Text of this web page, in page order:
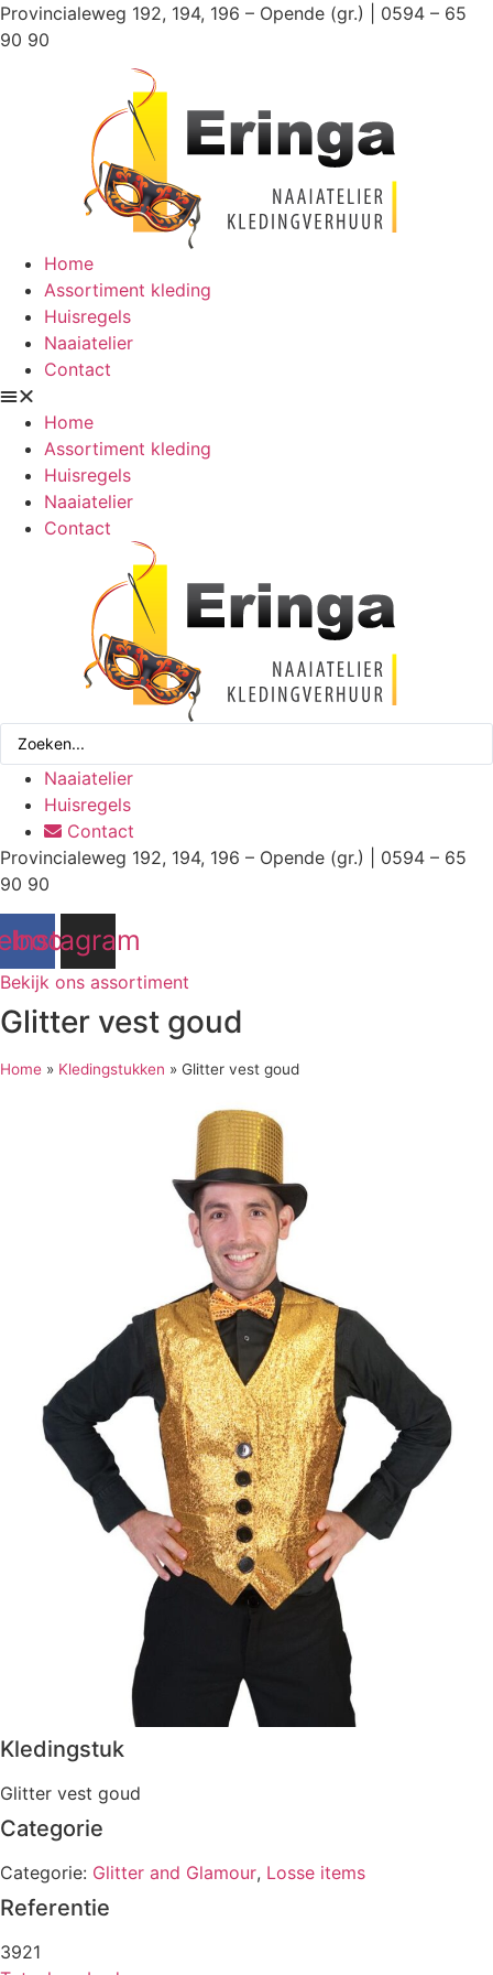
Ga
naar
Provincialeweg 192, 194, 196 – Opende (gr.) | 0594 – 65
90 90
Home
Assortiment kleding
Huisregels
Naaiatelier
Contact
Home
Assortiment kleding
Huisregels
Naaiatelier
Contact
Search
Naaiatelier
Huisregels
Contact
Provincialeweg 192, 194, 196 – Opende (gr.) | 0594 – 65
90 90
Instagram
Bekijk ons assortiment
Glitter vest goud
Home » Kledingstukken » Glitter vest goud
Kledingstuk
Glitter vest goud
Categorie
Categorie: Glitter and Glamour, Losse items
Referentie
3921